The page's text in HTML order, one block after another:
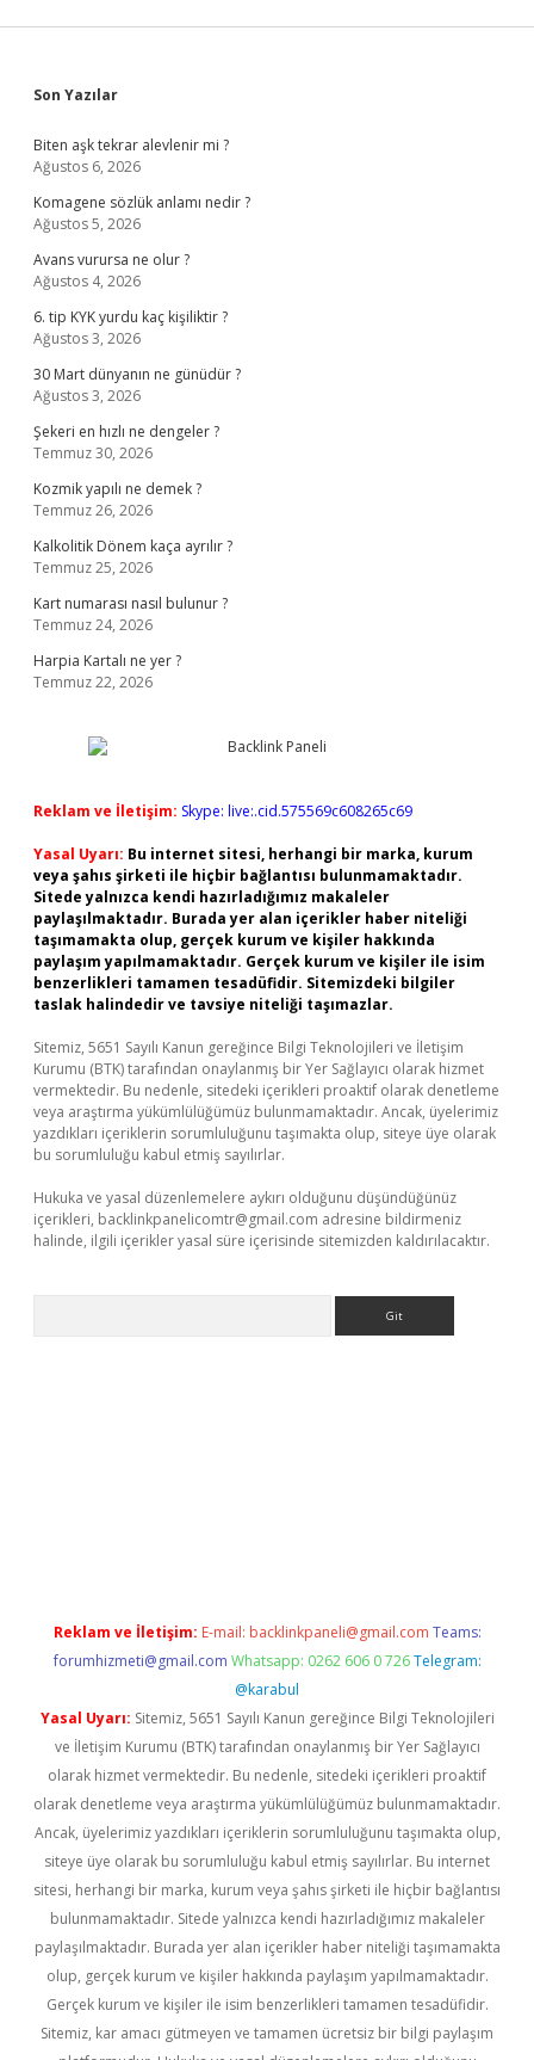
Sidebar
Son Yazılar
Biten aşk tekrar alevlenir mi ?
Ağustos 6, 2026
Komagene sözlük anlamı nedir ?
Ağustos 5, 2026
Avans vurursa ne olur ?
Ağustos 4, 2026
6. tip KYK yurdu kaç kişiliktir ?
Ağustos 3, 2026
30 Mart dünyanın ne günüdür ?
Ağustos 3, 2026
Şekeri en hızlı ne dengeler ?
Temmuz 30, 2026
Kozmik yapılı ne demek ?
Temmuz 26, 2026
Kalkolitik Dönem kaça ayrılır ?
Temmuz 25, 2026
Kart numarası nasıl bulunur ?
Temmuz 24, 2026
Harpia Kartalı ne yer ?
Temmuz 22, 2026
Reklam ve İletişim: Skype: live:.cid.575569c608265c69
Yasal Uyarı: Bu internet sitesi, herhangi bir marka, kurum
veya şahıs şirketi ile hiçbir bağlantısı bulunmamaktadır.
Sitede yalnızca kendi hazırladığımız makaleler
paylaşılmaktadır. Burada yer alan içerikler haber niteliği
taşımamakta olup, gerçek kurum ve kişiler hakkında
paylaşım yapılmamaktadır. Gerçek kurum ve kişiler ile isim
benzerlikleri tamamen tesadüfidir. Sitemizdeki bilgiler
taslak halindedir ve tavsiye niteliği taşımazlar.
Sitemiz, 5651 Sayılı Kanun gereğince Bilgi Teknolojileri ve İletişim
Kurumu (BTK) tarafından onaylanmış bir Yer Sağlayıcı olarak hizmet
vermektedir. Bu nedenle, sitedeki içerikleri proaktif olarak denetleme
veya araştırma yükümlülüğümüz bulunmamaktadır. Ancak, üyelerimiz
yazdıkları içeriklerin sorumluluğunu taşımakta olup, siteye üye olarak
bu sorumluluğu kabul etmiş sayılırlar.
Hukuka ve yasal düzenlemelere aykırı olduğunu düşündüğünüz
içerikleri, backlinkpanelicomtr@gmail.com adresine bildirmeniz
halinde, ilgili içerikler yasal süre içerisinde sitemizden kaldırılacaktır.
Reklam ve İletişim: E-mail: backlinkpaneli@gmail.com Teams:
forumhizmeti@gmail.com Whatsapp: 0262 606 0 726 Telegram:
@karabul
Yasal Uyarı: Sitemiz, 5651 Sayılı Kanun gereğince Bilgi Teknolojileri
ve İletişim Kurumu (BTK) tarafından onaylanmış bir Yer Sağlayıcı
olarak hizmet vermektedir. Bu nedenle, sitedeki içerikleri proaktif
olarak denetleme veya araştırma yükümlülüğümüz bulunmamaktadır.
Ancak, üyelerimiz yazdıkları içeriklerin sorumluluğunu taşımakta olup,
siteye üye olarak bu sorumluluğu kabul etmiş sayılırlar. Bu internet
sitesi, herhangi bir marka, kurum veya şahıs şirketi ile hiçbir bağlantısı
bulunmamaktadır. Sitede yalnızca kendi hazırladığımız makaleler
paylaşılmaktadır. Burada yer alan içerikler haber niteliği taşımamakta
olup, gerçek kurum ve kişiler hakkında paylaşım yapılmamaktadır.
Gerçek kurum ve kişiler ile isim benzerlikleri tamamen tesadüfidir.
Sitemiz, kar amacı gütmeyen ve tamamen ücretsiz bir bilgi paylaşım